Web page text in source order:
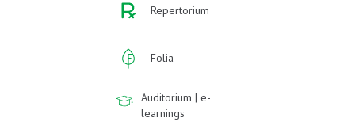
Repertorium
Folia
Auditorium | e-
learnings